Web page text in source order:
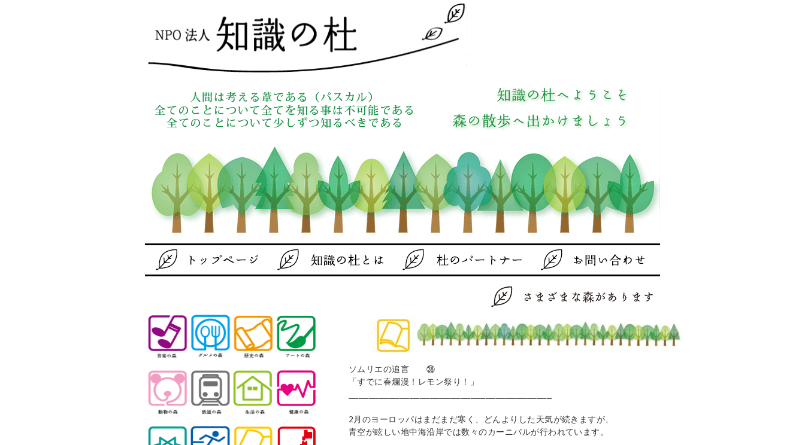
ソムリエの追言　　㊳
「すでに春爛漫！レモン祭り！」
2月のヨーロッパはまだまだ寒く、どんよりした天気が続きますが、
青空が眩しい地中海沿岸では数々のカーニバルが行われています。